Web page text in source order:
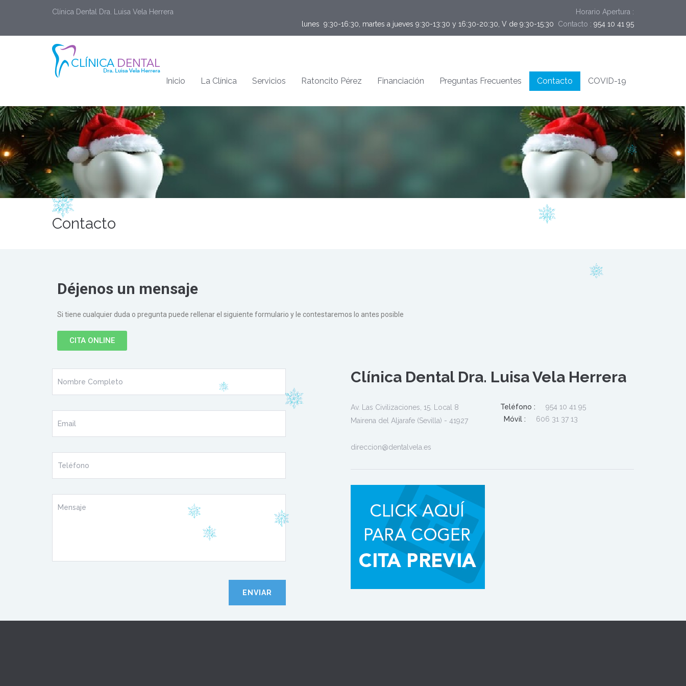
Clínica Dental Dra. Luisa Vela Herrera
Horario Apertura :
lunes  9:30-16:30, martes a jueves 9:30-13:30 y 16:30-20:30, V de 9:30-15:30 Contacto : 954 10 41 95
Inicio La Clínica Servicios Ratoncito Pérez Financiación Preguntas Frecuentes Contacto COVID-19
Contacto
Déjenos un mensaje
Si tiene cualquier duda o pregunta puede rellenar el siguiente formulario y le contestaremos lo antes posible
CITA ONLINE
Clínica Dental Dra. Luisa Vela Herrera
Av. Las Civilizaciones, 15. Local 8
Mairena del Aljarafe (Sevilla) - 41927
direccion@dentalvela.es
Teléfono :
954 10 41 95
Móvil :
606 31 37 13